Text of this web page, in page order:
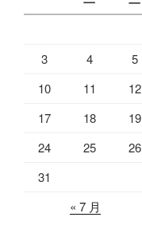
3
4 5
10
11 12
17
18 19
24
25 26
31
« 7 月